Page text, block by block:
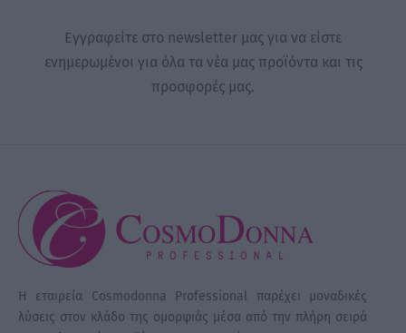
Εγγραφείτε στο newsletter μας για να είστε
ενημερωμένοι για όλα τα νέα μας προϊόντα και τις
προσφορές μας.
Η εταιρεία Cosmodonna Professional παρέχει μοναδικές
λύσεις στον κλάδο της ομορφιάς μέσα από την πλήρη σειρά